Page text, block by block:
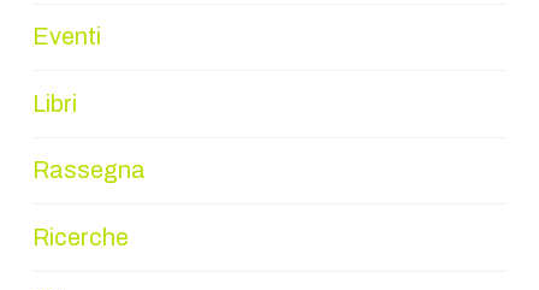
Eventi
Libri
Rassegna
Ricerche